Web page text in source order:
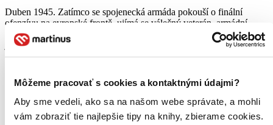
Môžeme pracovať s cookies a kontaktnými údajmi?
Aby sme vedeli, ako sa na našom webe správate, a mohli
vám zobraziť tie najlepšie tipy na knihy, zbierame cookies.
Duben 1945. Zatímco se spojenecká armáda pokouší o finální
ofenzívu na evropské frontě, ujímá se válečný veterán, armádní
seržant Wardaddy (Brad Pitt), velení tanku Sherman a vydává se s
jeho pětičlennou...
4,09 €
Na sklade 2 ks
Tento film máme síce aktuálne na sklade, máme však už iba
posledné kusy. Ak ho chcete mať rýchlo, ponáhľajte sa!
Dodanie ďalších môže trvať dlhšie, zvyčajne do šiestich dní.